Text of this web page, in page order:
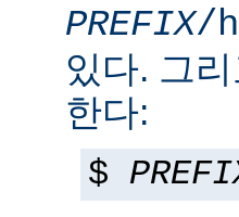
PREFIX/
있다. 그
한다:
$